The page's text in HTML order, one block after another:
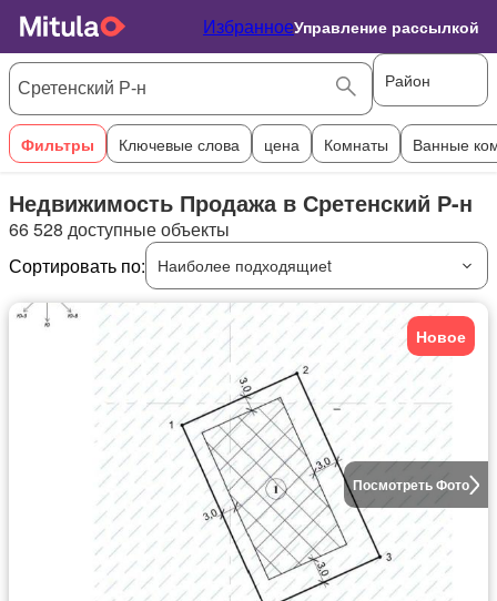
ИзбранноеУправление рассылкой
Район
Фильтры Ключевые слова цена Комнаты Ванные
Недвижимость Продажа в Сретенский Р-н
66 528 доступные объекты
Сортировать по:
Наиболее подходящиеt
Посмотреть Фото
Новое